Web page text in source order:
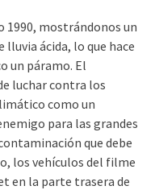
1990, mostrándonos un
ácida, lo que hace
un páramo. El
luchar contra los
como un
para las grandes
que debe
los vehículos del filme
en la parte trasera de